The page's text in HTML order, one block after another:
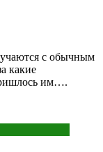
с обычным
какие
им….